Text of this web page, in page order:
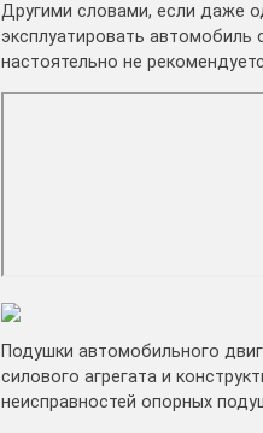
Другими словами, если даже
эксплуатировать
настоятельно не
Подушки автомобильного
силового агрегата и
неисправностей опорных